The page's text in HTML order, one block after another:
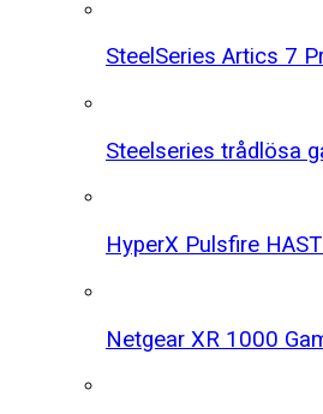
SteelSeries Artics 7
Steelseries trådlösa
HyperX Pulsfire
Netgear XR 1000